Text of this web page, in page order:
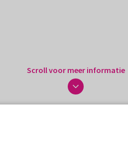
Scroll voor meer informatie